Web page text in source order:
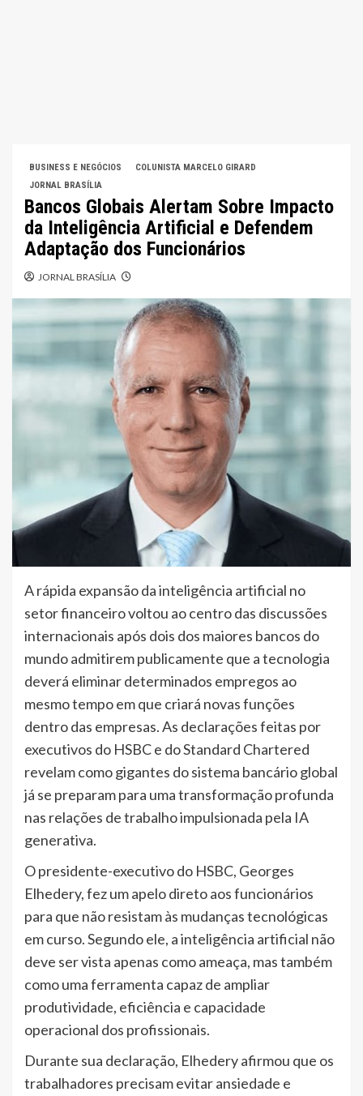
BUSINESS E NEGÓCIOS
COLUNISTA MARCELO GIRARD
JORNAL BRASÍLIA
Bancos Globais Alertam Sobre Impacto
da Inteligência Artificial e Defendem
Adaptação dos Funcionários
JORNAL BRASÍLIA
A rápida expansão da inteligência artificial no
setor financeiro voltou ao centro das discussões
internacionais após dois dos maiores bancos do
mundo admitirem publicamente que a tecnologia
deverá eliminar determinados empregos ao
mesmo tempo em que criará novas funções
dentro das empresas. As declarações feitas por
executivos do HSBC e do Standard Chartered
revelam como gigantes do sistema bancário global
já se preparam para uma transformação profunda
nas relações de trabalho impulsionada pela IA
generativa.
O presidente-executivo do HSBC, Georges
Elhedery, fez um apelo direto aos funcionários
para que não resistam às mudanças tecnológicas
em curso. Segundo ele, a inteligência artificial não
deve ser vista apenas como ameaça, mas também
como uma ferramenta capaz de ampliar
produtividade, eficiência e capacidade
operacional dos profissionais.
Durante sua declaração, Elhedery afirmou que os
trabalhadores precisam evitar ansiedade e